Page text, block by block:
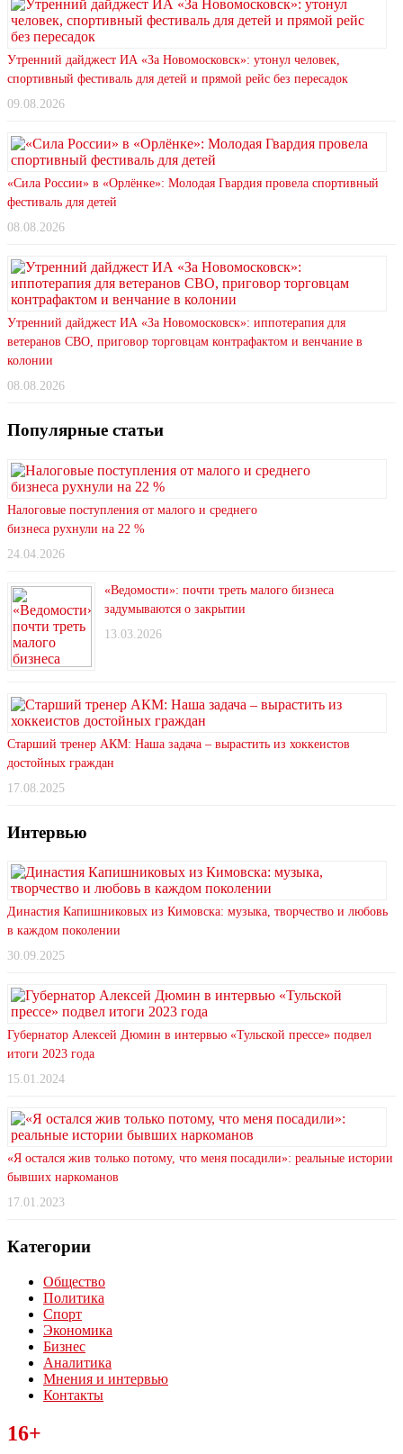
Утренний дайджест ИА «За Новомосковск»: утонул человек,
спортивный фестиваль для детей и прямой рейс без пересадок
09.08.2026
«Сила России» в «Орлёнке»: Молодая Гвардия провела спортивный
фестиваль для детей
08.08.2026
Утренний дайджест ИА «За Новомосковск»: иппотерапия для
ветеранов СВО, приговор торговцам контрафактом и венчание в
колонии
08.08.2026
Популярные статьи
Налоговые поступления от малого и среднего
бизнеса рухнули на 22 %
24.04.2026
«Ведомости»: почти треть малого бизнеса
задумываются о закрытии
13.03.2026
Старший тренер АКМ: Наша задача – вырастить из хоккеистов
достойных граждан
17.08.2025
Интервью
Династия Капишниковых из Кимовска: музыка, творчество и любовь
в каждом поколении
30.09.2025
Губернатор Алексей Дюмин в интервью «Тульской прессе» подвел
итоги 2023 года
15.01.2024
«Я остался жив только потому, что меня посадили»: реальные истории
бывших наркоманов
17.01.2023
Категории
Общество
Политика
Спорт
Экономика
Бизнес
Аналитика
Мнения и интервью
Контакты
Читайте последние новости дня в Тульской области на сайте
“ЗаНовомосковск”
16+